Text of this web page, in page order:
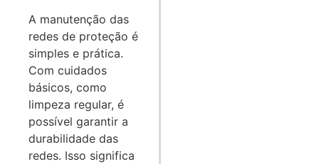
A manutenção das
redes de proteção é
simples e prática.
Com cuidados
básicos, como
limpeza regular, é
possível garantir a
durabilidade das
redes. Isso significa